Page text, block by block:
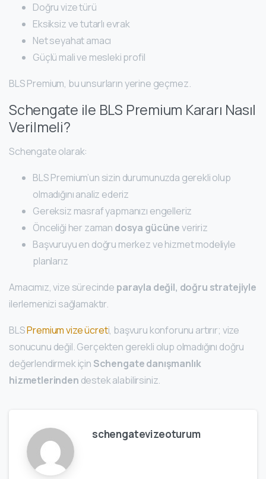
Doğru vize türü
Eksiksiz ve tutarlı evrak
Net seyahat amacı
Güçlü mali ve mesleki profil
BLS Premium, bu unsurların yerine geçmez.
Schengate ile BLS Premium Kararı Nasıl
Verilmeli?
Schengate olarak:
BLS Premium’un sizin durumunuzda gerekli olup
olmadığını analiz ederiz
Gereksiz masraf yapmanızı engelleriz
Önceliği her zaman dosya gücüneveririz
Başvuruyu en doğru merkez ve hizmet modeliyle
planlarız
Amacımız, vize sürecinde parayla değil, doğru stratejiyle
ilerlemenizi sağlamaktır.
BLSPremium vize ücreti, başvuru konforunu artırır; vize
sonucunu değil. Gerçekten gerekli olup olmadığını doğru
değerlendirmek için Schengate danışmanlık
hizmetlerinden destek alabilirsiniz.
schengatevizeoturum